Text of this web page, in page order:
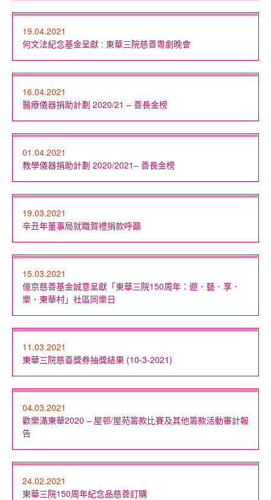
19.04.2021
何文法紀念基金呈獻 : 東華三院慈善粵劇晚會
16.04.2021
醫療儀器捐助計劃 2020/21 – 善長金榜
01.04.2021
教學儀器捐助計劃 2020/2021– 善長金榜
19.03.2021
辛丑年董事局就職賀禮捐款呼籲
15.03.2021
億京慈善基金誠意呈獻「東華三院150周年：遊．藝．享．
樂．東華村」社區同樂日
11.03.2021
東華三院慈善獎券抽獎結果 (10-3-2021)
04.03.2021
歡樂滿東華2020 – 屋邨/屋苑籌款比賽及其他籌款活動審計報
告
24.02.2021
東華三院150周年紀念品慈善訂購